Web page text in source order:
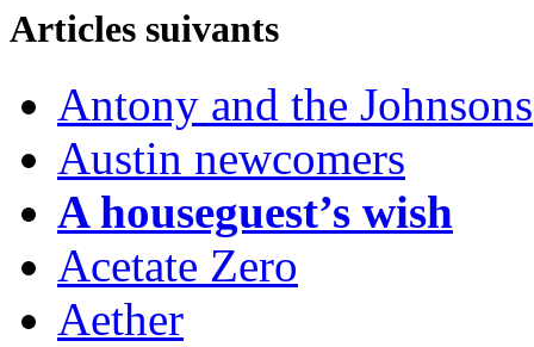
Articles suivants
Antony and the Johnsons
Austin newcomers
A houseguest’s wish
Acetate Zero
Aether